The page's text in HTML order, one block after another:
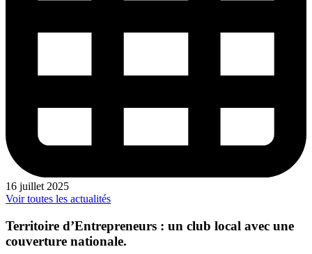
16 juillet 2025
Voir toutes les actualités
Territoire d’Entrepreneurs : un club local avec une
couverture nationale.